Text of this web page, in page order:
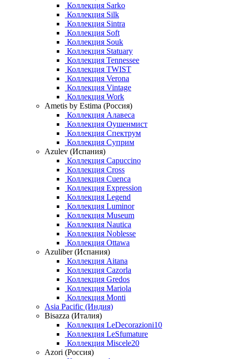
Коллекция Sarko
Коллекция Silk
Коллекция Sintra
Коллекция Soft
Коллекция Souk
Коллекция Statuary
Коллекция Tennessee
Коллекция TWIST
Коллекция Verona
Коллекция Vintage
Коллекция Work
Ametis by Estima (Россия)
Коллекция Алавеса
Коллекция Оушенмист
Коллекция Спектрум
Коллекция Суприм
Azulev (Испания)
Коллекция Capuccino
Коллекция Cross
Коллекция Cuenca
Коллекция Expression
Коллекция Legend
Коллекция Luminor
Коллекция Museum
Коллекция Nautica
Коллекция Noblesse
Коллекция Ottawa
Azuliber (Испания)
Коллекция Aitana
Коллекция Cazorla
Коллекция Gredos
Коллекция Mariola
Коллекция Monti
Asia Pacific (Индия)
Bisazza (Италия)
Коллекция LeDecorazioni10
Коллекция LeSfumature
Коллекция Miscele20
Azori (Россия)